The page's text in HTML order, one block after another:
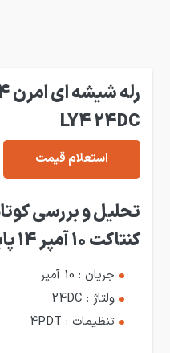
LY4 24DC
استعلام قیمت
کنتاکت 10 آمپر 14 پایه LY4 24DC
جریان : 10 آمپر
ولتاژ : 24DC
تنظیمات : 4PDT